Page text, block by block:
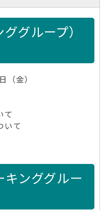
グループ）
（金）
て
いて
ンググルー